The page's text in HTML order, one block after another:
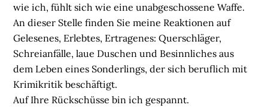
wie ich, fühlt sich wie eine unabgeschossene Waffe.
An dieser Stelle finden Sie meine Reaktionen auf
Gelesenes, Erlebtes, Ertragenes: Querschläger,
Schreianfälle, laue Duschen und Besinnliches aus
dem Leben eines Sonderlings, der sich beruflich mit
Krimikritik beschäftigt.
Auf Ihre Rückschüsse bin ich gespannt.